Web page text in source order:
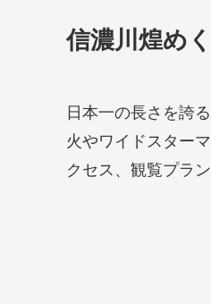
信濃川煌め
日本一の長さを誇
火やワイドスター
クセス、観覧プラ